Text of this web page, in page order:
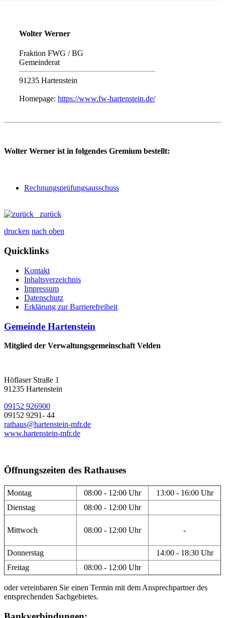
Wolter Werner
Fraktion FWG / BG
Gemeinderat
91235 Hartenstein
Homepage: https://www.fw-hartenstein.de/
Wolter Werner ist in folgendes Gremium bestellt:
Rechnungsprüfungsausschuss
zurück
drucken nach oben
Quicklinks
Kontakt
Inhaltsverzeichnis
Impressum
Datenschutz
Erklärung zur Barrierefreiheit
Gemeinde Hartenstein
Mitglied der Verwaltungsgemeinschaft Velden
Höflaser Straße 1
91235 Hartenstein
09152 926900
09152 9291- 44
rathaus@hartenstein-mfr.de
www.hartenstein-mfr.de
Öffnungszeiten des Rathauses
Montag 08:00 - 12:00 Uhr
13:00 - 16:00 Uhr
Dienstag
08:00 - 12:00 Uhr
Mittwoch 08:00 - 12:00 Uhr -
Donnerstag
14:00 - 18:30 Uhr
Freitag
08:00 - 12:00 Uhr
oder vereinbaren Sie einen Termin mit dem Ansprechpartner des
entsprechenden Sachgebietes.